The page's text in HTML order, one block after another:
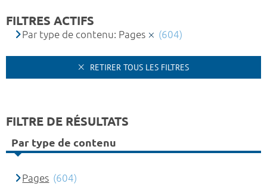
FILTRES ACTIFS
Par type de contenu: Pages (604)
RETIRER TOUS LES FILTRES
FILTRE DE RÉSULTATS
Par type de contenu
Pages (604)